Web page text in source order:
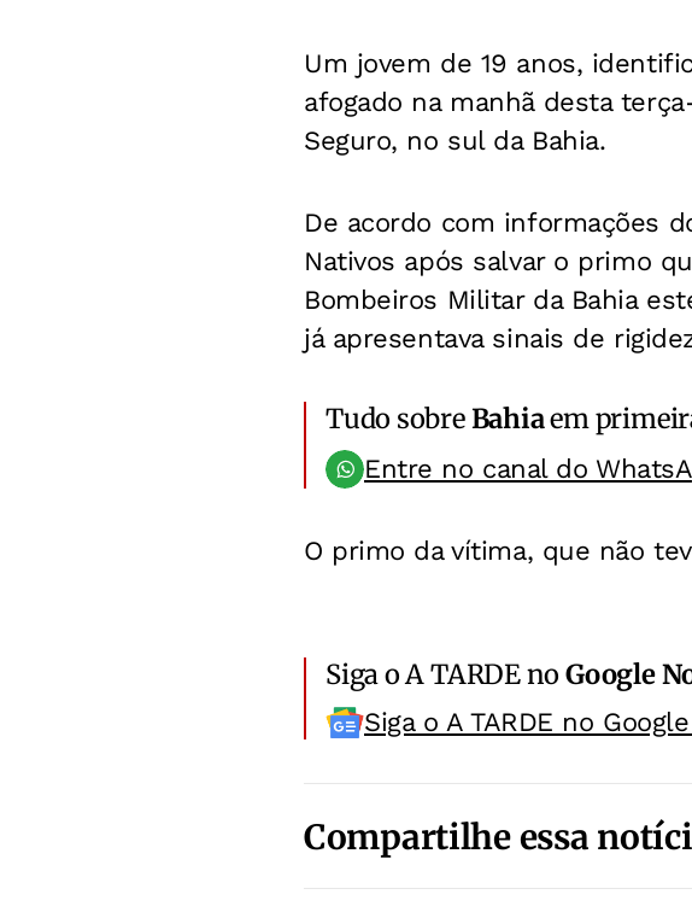
Um jovem de 19 anos,
afogado na manhã desta
Seguro, no sul da Bahia.
De acordo com informações
Nativos após salvar o primo
Bombeiros Militar da Bahia
já apresentava sinais de
Tudo sobreBahiaem
Entre no canal do
O primo da vítima, que não
Siga o A TARDE noGoogle
Siga o A TARDE no
Compartilhe essa